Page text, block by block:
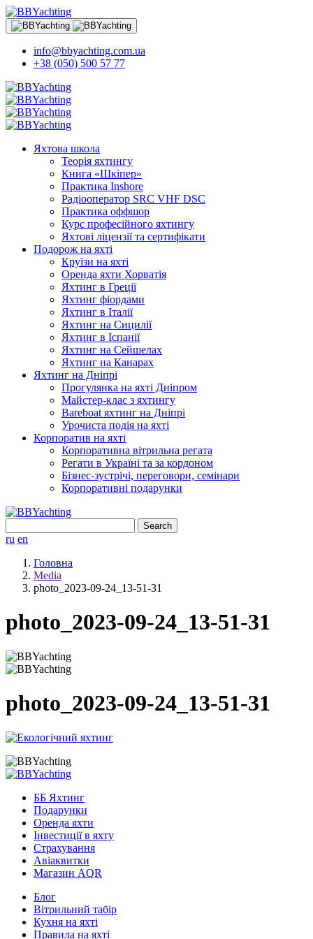
info@bbyachting.com.ua
+38 (050) 500 57 77
Яхтова школа
Теорія яхтингу
Книга «Шкіпер»
Практика Inshore
Радіооператор SRC VHF DSC
Практика оффшор
Курс професійного яхтингу
Яхтові ліцензії та сертифікати
Подорож на яхті
Круїзи на яхті
Оренда яхти Хорватія
Яхтинг в Греції
Яхтинг фіордами
Яхтинг в Італії
Яхтинг на Сицилії
Яхтинг в Іспанії
Яхтинг на Сейшелах
Яхтинг на Канарах
Яхтинг на Дніпрі
Прогулянка на яхті Дніпром
Майстер-клас з яхтингу
Bareboat яхтинг на Дніпрі
Урочиста подія на яхті
Корпоратив на яхті
Корпоративна вітрильна регата
Регати в Україні та за кордоном
Бізнес-зустрічі, переговори, семінари
Корпоративні подарунки
for:
ru en
Головна
Media
photo_2023-09-24_13-51-31
photo_2023-09-24_13-51-31
photo_2023-09-24_13-51-31
ББ Яхтинг
Подарунки
Оренда яхти
Інвестиції в яхту
Страхування
Авіаквитки
Магазин AQR
Блог
Вітрильний табір
Кухня на яхті
Правила на яхті